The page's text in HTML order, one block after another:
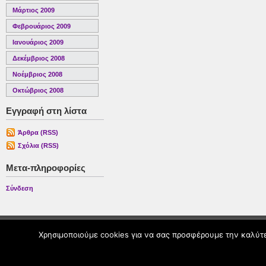
Μάρτιος 2009
Φεβρουάριος 2009
Ιανουάριος 2009
Δεκέμβριος 2008
Νοέμβριος 2008
Οκτώβριος 2008
Εγγραφή στη λίστα
Άρθρα (RSS)
Σχόλια (RSS)
Μετα-πληροφορίες
Σύνδεση
Χρησιμοποιούμε cookies για να σας προσφέρουμε την